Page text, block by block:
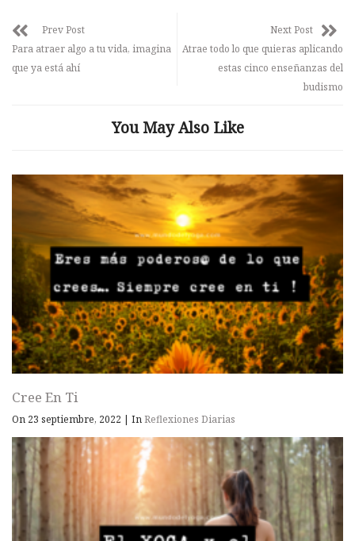
Prev Post
Para atraer algo a tu vida, imagina
que ya está ahí
Next Post
Atrae todo lo que quieras aplicando
estas cinco enseñanzas del
budismo
You May Also Like
Cree En Ti
On 23 septiembre, 2022 | InReflexiones Diarias